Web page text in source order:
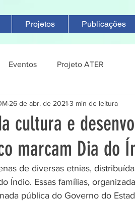
Projetos Publicações
Eventos Projeto ATER
cultura e
marcam Dia do
26 de abr. de 2021 3 min de leitura
de diversas etnias,
Índio. Essas famílias,
pública do Governo do